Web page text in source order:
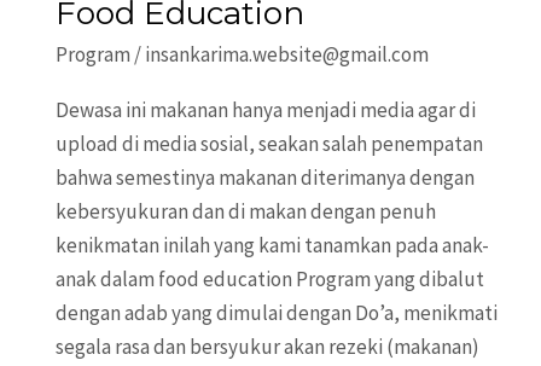
Food Education
Program /insankarima.website@gmail.com
Dewasa ini makanan hanya menjadi media agar di
upload di media sosial, seakan salah penempatan
bahwa semestinya makanan diterimanya dengan
kebersyukuran dan di makan dengan penuh
kenikmatan inilah yang kami tanamkan pada anak-
anak dalam food education Program yang dibalut
dengan adab yang dimulai dengan Do’a, menikmati
segala rasa dan bersyukur akan rezeki (makanan)